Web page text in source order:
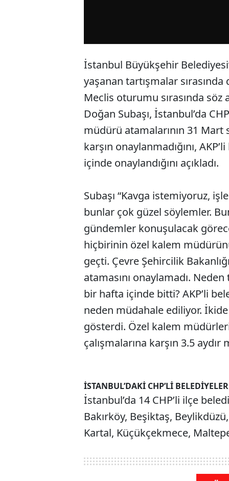
İstanbul Büyükşehir
yaşanan tartışmalar
Meclis oturumu sırasında
Doğan Subaşı, İstanbul’da
müdürü atamalarının 31
karşın onaylanmadığını,
içinde onaylandığını açıkladı.
Subaşı “Kavga istemiyoruz,
bunlar çok güzel söylemler.
gündemler konuşulacak
hiçbirinin özel kalem
geçti. Çevre Şehircilik
atamasını onaylamadı.
bir hafta içinde bitti? AKP’li
neden müdahale ediliyor.
gösterdi. Özel kalem
çalışmalarına karşın 3.5
İSTANBUL’DAKİ CHP’Lİ BELEDİYELER
İstanbul’da 14 CHP’li ilçe
Bakırköy, Beşiktaş,
Kartal, Küçükçekmece,